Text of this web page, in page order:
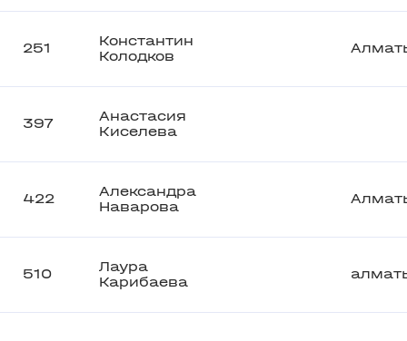
251
Константин
Колодков
397
Анастасия
Киселева
422
Александра
Наварова
510
Лаура
Карибаева